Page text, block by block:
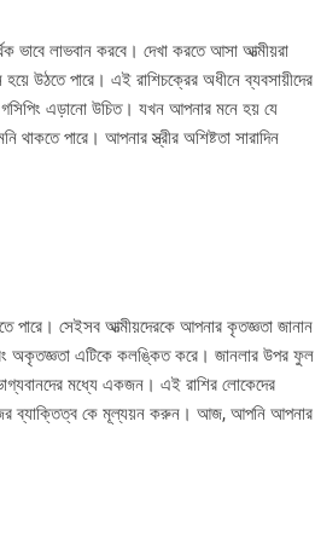
ভাবে লাভবান করবে। দেখা করতে আসা আত্মীয়রা
উঠতে পারে। এই রাশিচক্রের অধীনে ব্যবসায়ীদের
গসিপিং এড়ানো উচিত। যখন আপনার মনে হয় যে
পারে। আপনার স্ত্রীর অশিষ্টতা সারাদিন
সেইসব আত্মীয়দেরকে আপনার কৃতজ্ঞতা জানান
এবং অকৃতজ্ঞতা এটিকে কলঙ্কিত করে। জানলার উপর ফুল
মধ্যে একজন। এই রাশির লোকেদের
ব্যাক্তিত্ব কে মূল্যয়ন করুন। আজ, আপনি আপনার